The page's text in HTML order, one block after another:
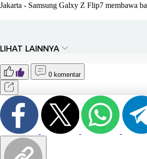
Jakarta - Samsung Galxy Z Flip7 membawa
LIHAT LAINNYA
0 komentar